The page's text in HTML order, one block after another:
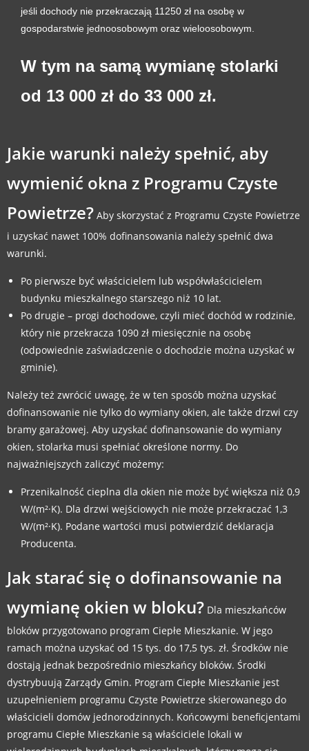
jeśli dochody nie przekraczają 11250 zł na osobę w
gospodarstwie jednoosobowym oraz wieloosobowym.
W tym na samą wymianę stolarki
od 13 000 zł do 33 000 zł.
Jakie warunki należy spełnić, aby
wymienić okna z Programu Czyste
Powietrze? Aby skorzystać z Programu Czyste Powietrze
i uzyskać nawet 100% dofinansowania należy spełnić dwa
warunki.
Po pierwsze być właścicielem lub współwłaścicielem
budynku mieszkalnego starszego niż 10 lat.
Po drugie – progi dochodowe, czyli mieć dochód w rodzinie,
który nie przekracza 1090 zł miesięcznie na osobę
(odpowiednie zaświadczenie o dochodzie można uzyskać w
gminie).
Należy też zwrócić uwagę, że w ten sposób można uzyskać
dofinansowanie nie tylko do wymiany okien, ale także drzwi czy
bramy garażowej. Aby uzyskać dofinansowanie do wymiany
okien, stolarka musi spełniać określone normy. Do
najważniejszych zaliczyć możemy:
Przenikalność cieplna dla okien nie może być większa niż 0,9
W/(m²·K). Dla drzwi wejściowych nie może przekraczać 1,3
W/(m²·K). Podane wartości musi potwierdzić deklaracja
Producenta.
Jak starać się o dofinansowanie na
wymianę okien w bloku? Dla mieszkańców
bloków przygotowano program Ciepłe Mieszkanie. W jego
ramach można uzyskać od 15 tys. do 17,5 tys. zł. Środków nie
dostają jednak bezpośrednio mieszkańcy bloków. Środki
dystrybuują Zarządy Gmin. Program Ciepłe Mieszkanie jest
uzupełnieniem programu Czyste Powietrze skierowanego do
właścicieli domów jednorodzinnych. Końcowymi beneficjentami
programu Ciepłe Mieszkanie są właściciele lokali w